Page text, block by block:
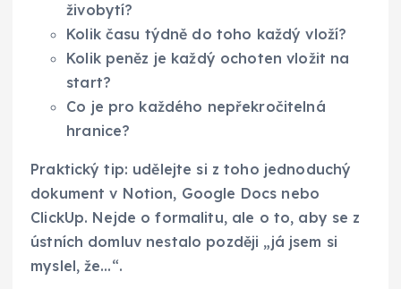
živobytí?
Kolik času týdně do toho každý vloží?
Kolik peněz je každý ochoten vložit na
start?
Co je pro každého nepřekročitelná
hranice?
Praktický tip: udělejte si z toho jednoduchý
dokument v Notion, Google Docs nebo
ClickUp. Nejde o formalitu, ale o to, aby se z
ústních domluv nestalo později „já jsem si
myslel, že…“.